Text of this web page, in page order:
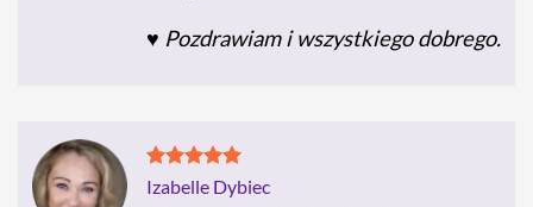
♥️ Pozdrawiam i wszystkiego dobrego.
Izabelle Dybiec